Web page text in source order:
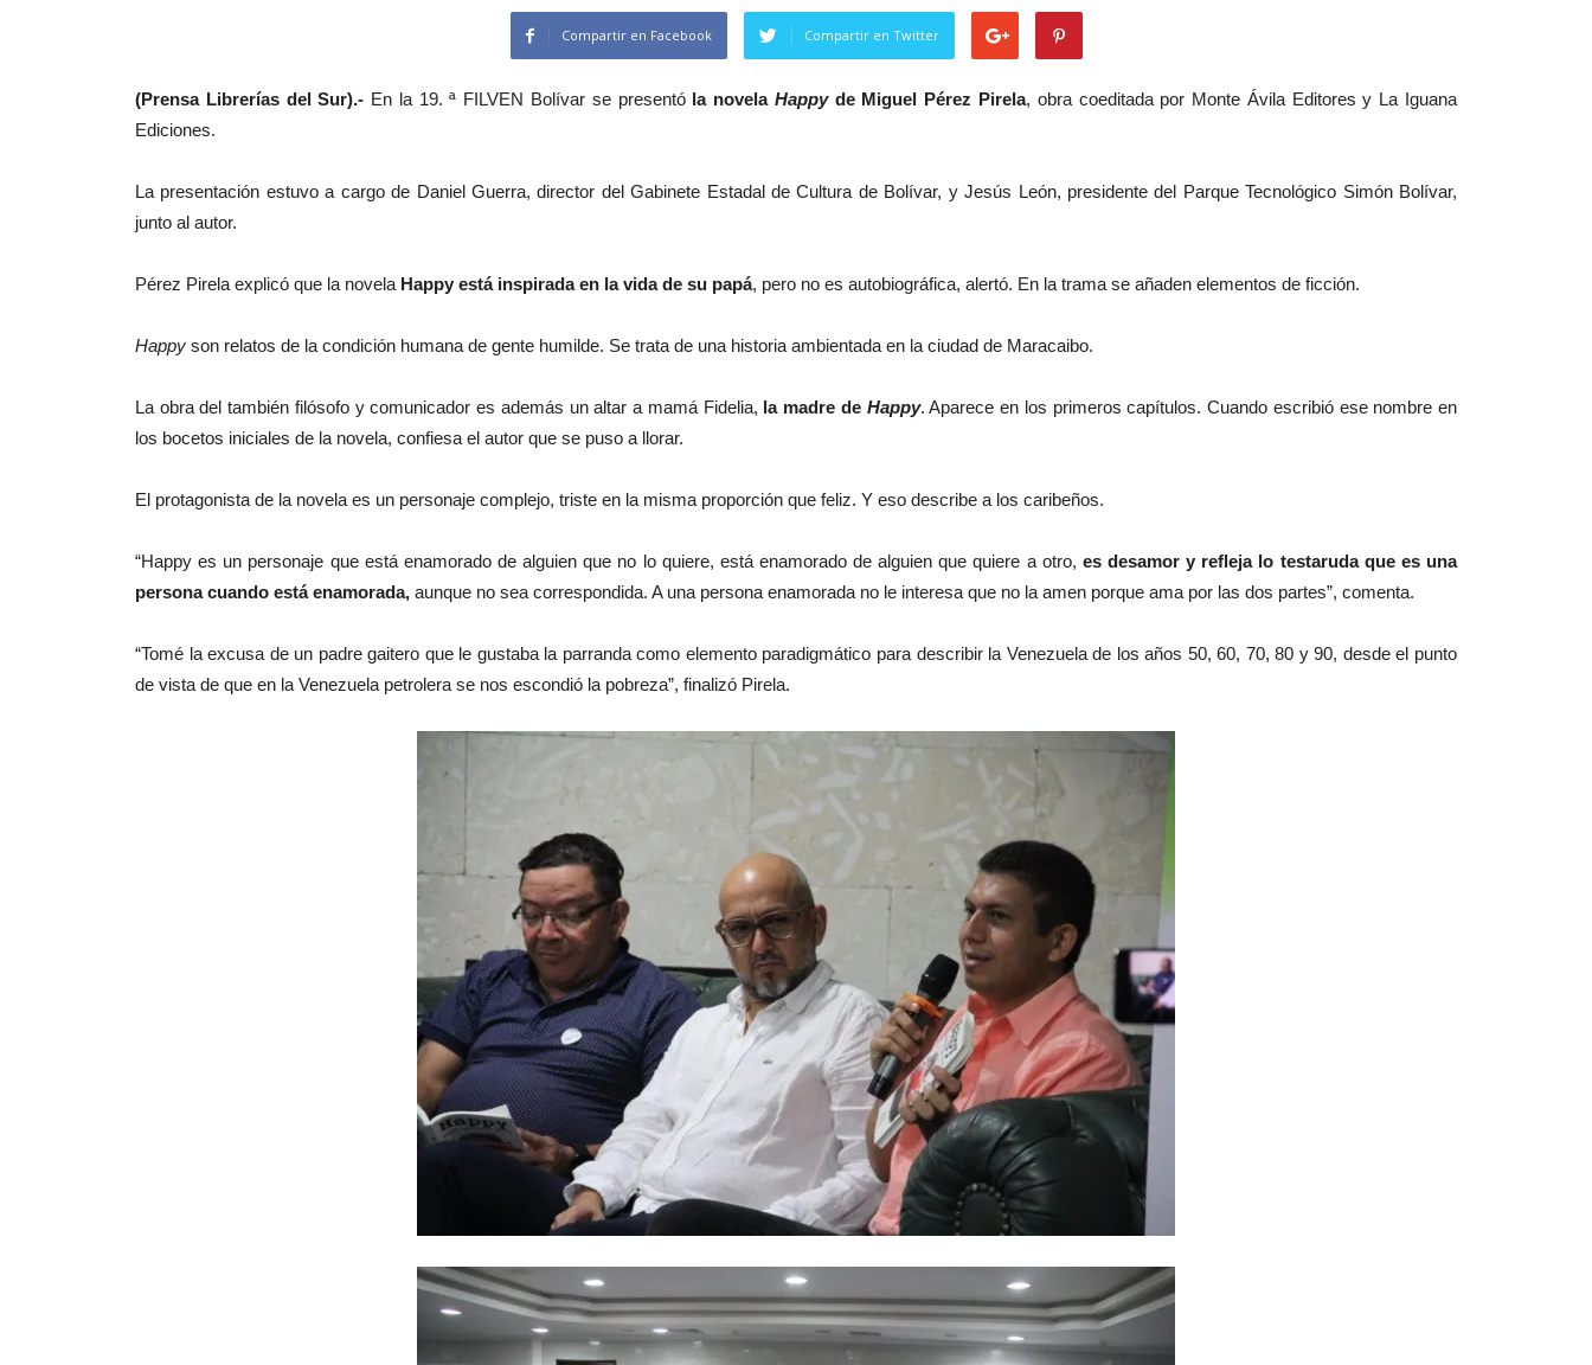
Compartir en Facebook Compartir en Twitter
(Prensa Librerías del Sur).- En la 19. ª FILVEN Bolívar se presentóla novela Happyde Miguel Pérez Pirela, obra coeditada por Monte Ávila Editores y La Iguana
Ediciones.
La presentación estuvo a cargo de Daniel Guerra, director del Gabinete Estadal de Cultura de Bolívar, y Jesús León, presidente del Parque Tecnológico Simón Bolívar,
junto al autor.
Pérez Pirela explicó que la novela Happy está inspirada en la vida de su papá, pero no es autobiográfica, alertó. En la trama se añaden elementos de ficción.
Happy son relatos de la condición humana de gente humilde. Se trata de una historia ambientada en la ciudad de Maracaibo.
La obra del también filósofo y comunicador es además un altar a mamá Fidelia, la madre de Happy. Aparece en los primeros capítulos. Cuando escribió ese nombre en
los bocetos iniciales de la novela, confiesa el autor que se puso a llorar.
El protagonista de la novela es un personaje complejo, triste en la misma proporción que feliz. Y eso describe a los caribeños.
“Happy es un personaje que está enamorado de alguien que no lo quiere, está enamorado de alguien que quiere a otro, es desamor y refleja lo testaruda que es una
persona cuando está enamorada, aunque no sea correspondida. A una persona enamorada no le interesa que no la amen porque ama por las dos partes”, comenta.
“Tomé la excusa de un padre gaitero que le gustaba la parranda como elemento paradigmático para describir la Venezuela de los años 50, 60, 70, 80 y 90, desde el punto
de vista de que en la Venezuela petrolera se nos escondió la pobreza”, finalizó Pirela.